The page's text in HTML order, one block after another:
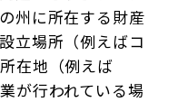
州に所在する財産
立場所（例えばコ
在地（例えば
が行われている場